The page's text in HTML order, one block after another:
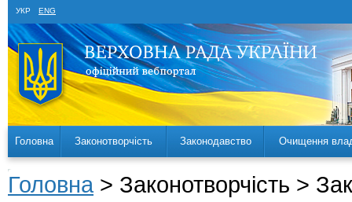
УКР ENG
Головна Законотворчість Законодавство Очищення
Головна > Законотворчість >